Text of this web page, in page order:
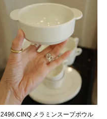
2496.CINQ メラミンスープボウル